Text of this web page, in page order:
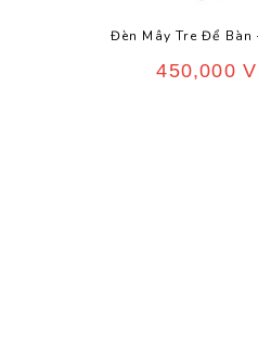
Đèn Mây Tre Để Bàn
450,000